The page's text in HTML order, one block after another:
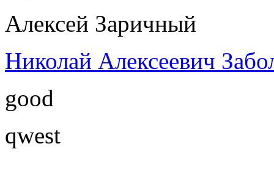
Алексей Заричный
Николай Алексеевич
good
qwest